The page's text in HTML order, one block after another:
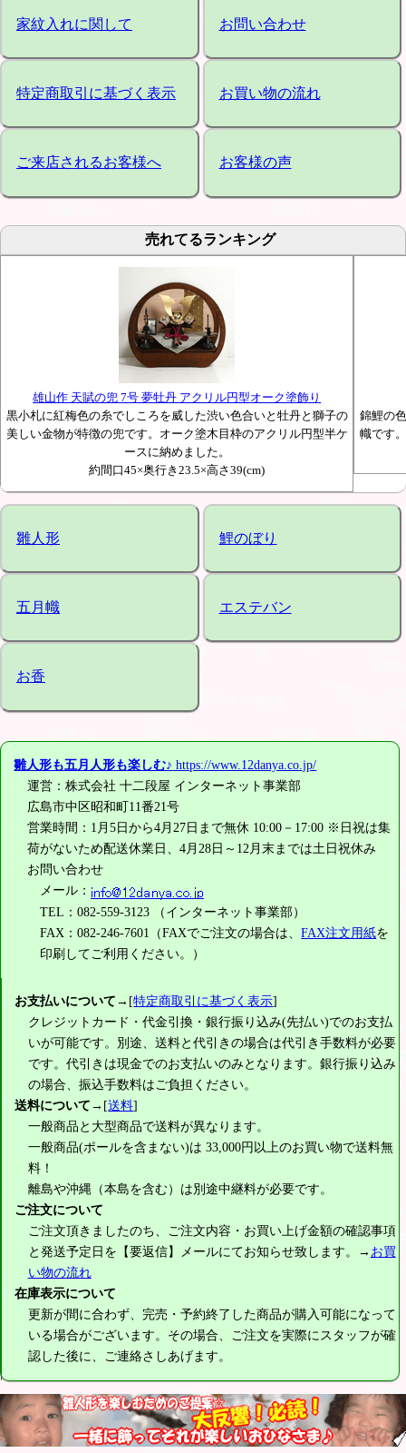
家紋入れに関して お問い合わせ
特定商取引に基づく表示 お買い物の流れ
ご来店されるお客様へ お客様の声
売れてるランキング
雄山作 天賦の兜 7号 夢牡丹 アクリル円型オーク塗飾り
黒小札に紅梅色の糸でしころを威した渋い色合いと牡丹と獅子の
美しい金物が特徴の兜です。オーク塗木目枠のアクリル円型半ケ
ースに納めました。
約間口45×奥行き23.5×高さ39(cm)
錦鯉の
幟です
雛人形 鯉のぼり
五月幟 エステバン
お香
雛人形も五月人形も楽しむ♪ https://www.12danya.co.jp/
運営：株式会社 十二段屋 インターネット事業部
広島市中区昭和町11番21号
営業時間：1月5日から4月27日まで無休 10:00－17:00 ※日祝は集
荷がないため配送休業日、4月28日～12月末までは土日祝休み
お問い合わせ
メール：
TEL：082-559-3123 （インターネット事業部）
FAX：082-246-7601（FAXでご注文の場合は、FAX注文用紙を
印刷してご利用ください。）
お支払いについて→[特定商取引に基づく表示]
クレジットカード・代金引換・銀行振り込み(先払い)でのお支払
いが可能です。別途、送料と代引きの場合は代引き手数料が必要
です。代引きは現金でのお支払いのみとなります。銀行振り込み
の場合、振込手数料はご負担ください。
送料について→[送料]
一般商品と大型商品で送料が異なります。
一般商品(ポールを含まない)は 33,000円以上のお買い物で送料無
料！
離島や沖縄（本島を含む）は別途中継料が必要です。
ご注文について
ご注文頂きましたのち、ご注文内容・お買い上げ金額の確認事項
と発送予定日を【要返信】メールにてお知らせ致します。→ お買
い物の流れ
在庫表示について
更新が間に合わず、完売・予約終了した商品が購入可能になって
いる場合がございます。その場合、ご注文を実際にスタッフが確
認した後に、ご連絡さしあげます。